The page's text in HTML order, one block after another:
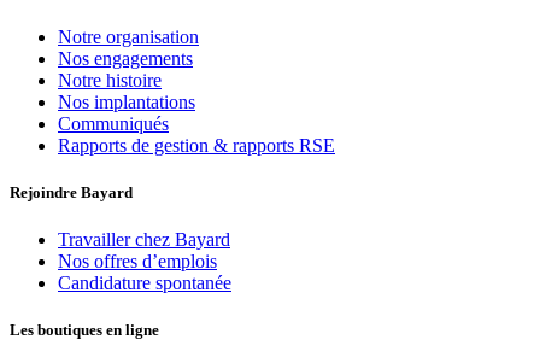
Notre organisation
Nos engagements
Notre histoire
Nos implantations
Communiqués
Rapports de gestion & rapports RSE
Rejoindre Bayard
Travailler chez Bayard
Nos offres d’emplois
Candidature spontanée
Les boutiques en ligne